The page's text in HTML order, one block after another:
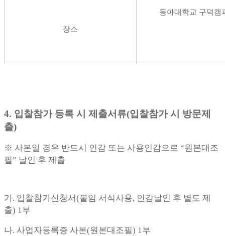
장소
동아대학교 구덕캠
4. 입찰참가 등록 시 제출서류(입찰참가 시 방문제
출)
※ 사본일 경우 반드시 인감 또는 사용인감으로 “원본대조
필” 날인 후 제출
가. 입찰참가신청서(붙임 서식사용, 인감날인 후 별도 제
출) 1부
나. 사업자등록증 사본(원본대조필) 1부